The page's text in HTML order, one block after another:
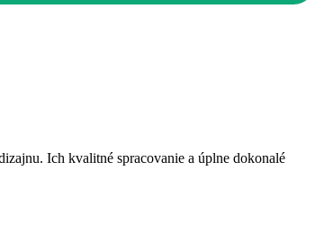
Ich kvalitné spracovanie a úplne dokonalé